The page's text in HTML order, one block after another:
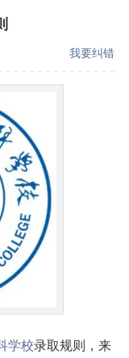
我要纠错
学校录取规则，来